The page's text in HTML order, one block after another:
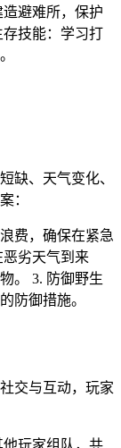
避难所，保护
技能：学习打
缺、天气变化、
：
费，确保在紧急
劣天气到来
。 3. 防御野生
防御措施。
交与互动，玩家